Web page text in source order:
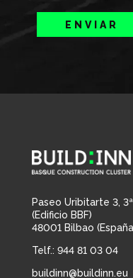
ENVIAR
Paseo Uribitarte 3,
(Edificio BBF)
48001 Bilbao
Telf.: 944 81 03 04
buildinn@buildinn.eu